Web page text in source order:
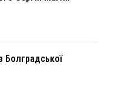
Болградської